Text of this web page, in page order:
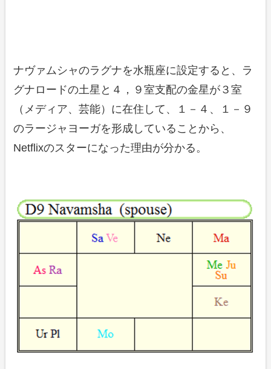
ナヴァムシャのラグナを水瓶座に設定すると、ラ
グナロードの土星と４，９室支配の金星が３室
（メディア、芸能）に在住して、１－４、１－９
のラージャヨーガを形成していることから、
Netflixのスターになった理由が分かる。